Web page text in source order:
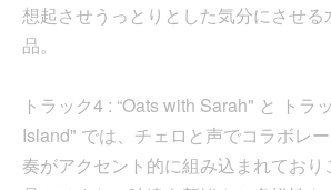
想起させうっとりとした気分にさせ
品。
トラック4 : “Oats with Sarah" と トラ
Island" では、チェロと声でコラボレ
奏がアクセント的に組み込まれてお